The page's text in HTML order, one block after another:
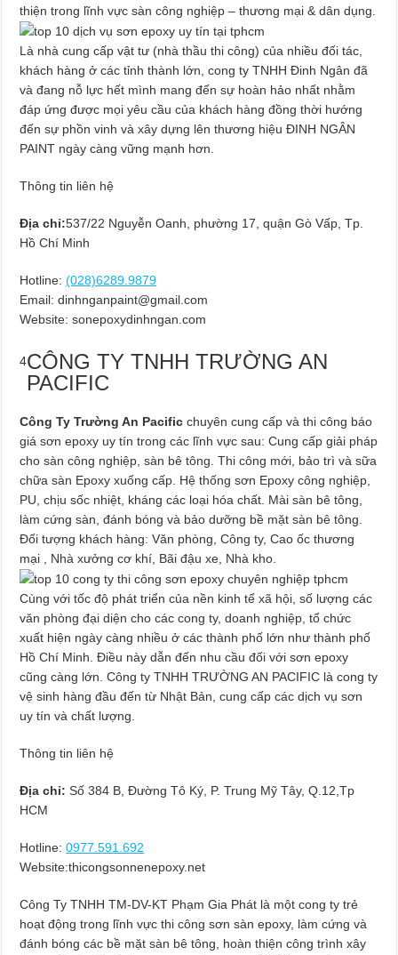
thiện trong lĩnh vực sàn công nghiệp – thương mại & dân dụng.
Là nhà cung cấp vật tư (nhà thầu thi công) của nhiều đối tác,
khách hàng ở các tỉnh thành lớn, cong ty TNHH Đinh Ngân đã
và đang nỗ lực hết mình mang đến sự hoàn hảo nhất nhằm
đáp ứng được mọi yêu cầu của khách hàng đồng thời hướng
đến sự phồn vinh và xây dựng lên thương hiệu ĐINH NGÂN
PAINT ngày càng vững mạnh hơn.
Thông tin liên hệ
Địa chỉ:537/22 Nguyễn Oanh, phường 17, quận Gò Vấp, Tp.
Hồ Chí Minh
Hotline: (028)6289.9879
Email: dinhnganpaint@gmail.com
Website: sonepoxydinhngan.com
4CÔNG TY TNHH TRƯỜNG AN
PACIFIC
Công Ty Trường An Pacific chuyên cung cấp và thi công báo
giá sơn epoxy uy tín trong các lĩnh vực sau: Cung cấp giải pháp
cho sàn công nghiệp, sàn bê tông. Thi công mới, bảo trì và sữa
chữa sàn Epoxy xuống cấp. Hệ thống sơn Epoxy công nghiệp,
PU, chịu sốc nhiệt, kháng các loại hóa chất. Mài sàn bê tông,
làm cứng sàn, đánh bóng và bảo dưỡng bề mặt sàn bê tông.
Đối tượng khách hàng: Văn phòng, Công ty, Cao ốc thương
mại , Nhà xưởng cơ khí, Bãi đậu xe, Nhà kho.
Cùng với tốc độ phát triển của nền kinh tế xã hội, số lượng các
văn phòng đại diện cho các cong ty, doanh nghiệp, tổ chức
xuất hiện ngày càng nhiều ở các thành phố lớn như thành phố
Hồ Chí Minh. Điều này dẫn đến nhu cầu đối với sơn epoxy
cũng càng lớn. Công ty TNHH TRƯỜNG AN PACIFIC là cong ty
vệ sinh hàng đầu đến từ Nhật Bản, cung cấp các dịch vụ sơn
uy tín và chất lượng.
Thông tin liên hệ
Địa chỉ: Số 384 B, Đường Tô Ký, P. Trung Mỹ Tây, Q.12,Tp
HCM
Hotline: 0977.591.692
Website:thicongsonnenepoxy.net
Công Ty TNHH TM-DV-KT Phạm Gia Phát là một cong ty trẻ
hoạt động trong lĩnh vực thi công sơn sàn epoxy, làm cứng và
đánh bóng các bề mặt sàn bê tông, hoàn thiện công trình xây